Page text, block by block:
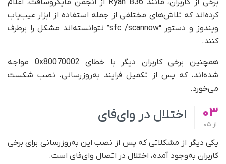
برخی از کاربران، مانند Ryan B36 از انجمن مایکروسافت، اعلام
کرده‌اند که تلاش‌های مختلفی از جمله استفاده از ابزار عیب‌یاب
ویندوز و دستور “sfc /scannow” نتوانسته‌اند مشکل را برطرف
کنند.
همچنین برخی کاربران دیگر با خطای 0x80070002 مواجه
شده‌اند، که پس از تکمیل فرایند به‌روزرسانی، نصب شکست
می‌خورد.
03
از
اختلال در وای‌فای
یکی دیگر از مشکلاتی که پس از نصب این به‌روزرسانی برای برخی
کاربران به‌وجود آمده، اختلال در اتصال وای‌فای است.